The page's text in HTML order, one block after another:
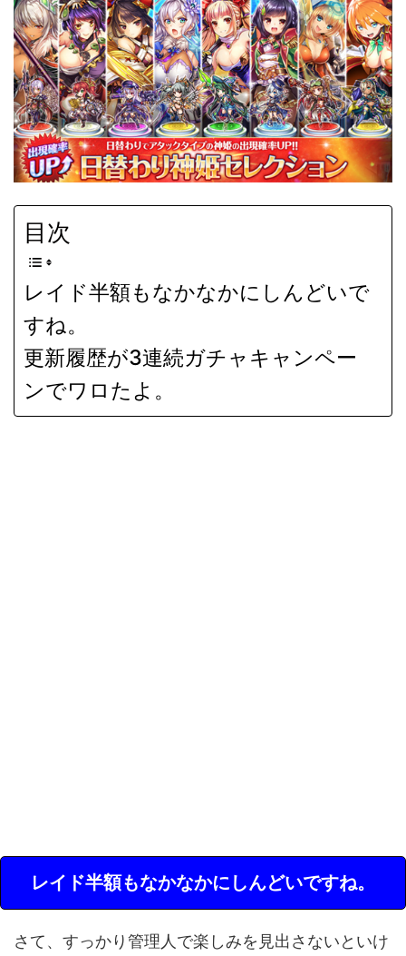
目次
レイド半額もなかなかにしんどいで
すね。
更新履歴が3連続ガチャキャンペー
ンでワロたよ。
レイド半額もなかなかにしんどいですね。
さて、すっかり管理人で楽しみを見出さないといけ